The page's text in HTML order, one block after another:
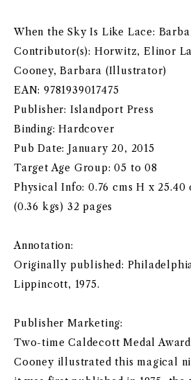
When the Sky Is Like Lace:
Contributor(s): Horwitz, Elinor
Cooney, Barbara (Illustrator)
EAN: 9781939017475
Publisher: Islandport Press
Binding: Hardcover
Pub Date: January 20, 2015
Target Age Group: 05 to 08
Physical Info: 0.76 cms H x 25.40
(0.36 kgs) 32 pages
Annotation:
Originally published:
Lippincott, 1975.
Publisher Marketing:
Two-time Caldecott Medal
Cooney illustrated this magical